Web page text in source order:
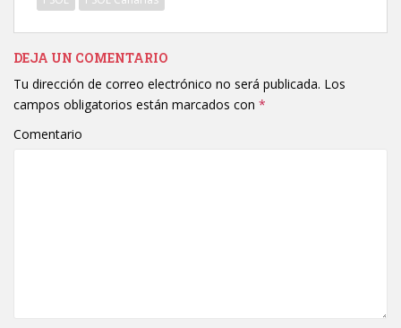
DEJA UN COMENTARIO
Tu dirección de correo electrónico no será publicada. Los
campos obligatorios están marcados con *
Comentario